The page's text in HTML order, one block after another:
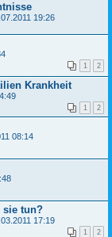
19:26
1 2
Krankheit
1 2
08:14
sie tun?
17:19
1 2